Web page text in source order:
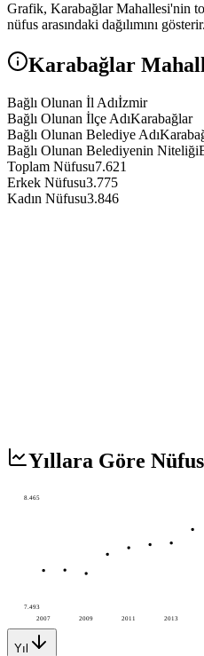
Grafik, KarabağlarMahallesi'nin
nüfus arasındaki dağılımını gösterir.
Karabağlar
Bağlı Olunan İl Adıİzmir
Bağlı Olunan İlçe AdıKarabağlar
Bağlı Olunan Belediye Adı
Bağlı Olunan Belediyenin Niteliği
Toplam Nüfusu7.621
Erkek Nüfusu3.775
Kadın Nüfusu3.846
Yıllara Göre Nüfus
2007 2009 2011 2013
8.465
7.493
Yıl